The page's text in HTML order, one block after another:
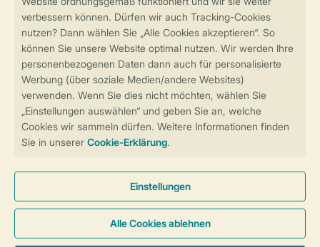
Sicherstellung Deiner Privatsphäre
Sicher und schnell zur Online-Buchung
Sichere Datenübertragung
Sicheres Bezahlen
Cookies und Banner
Barrierefreiheit